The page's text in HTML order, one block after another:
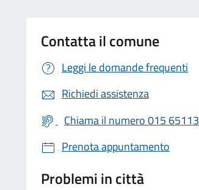
Contatta il comune
Leggi le domande frequenti
Richiedi assistenza
Chiama il numero 015 65113
Prenota appuntamento
Problemi in città